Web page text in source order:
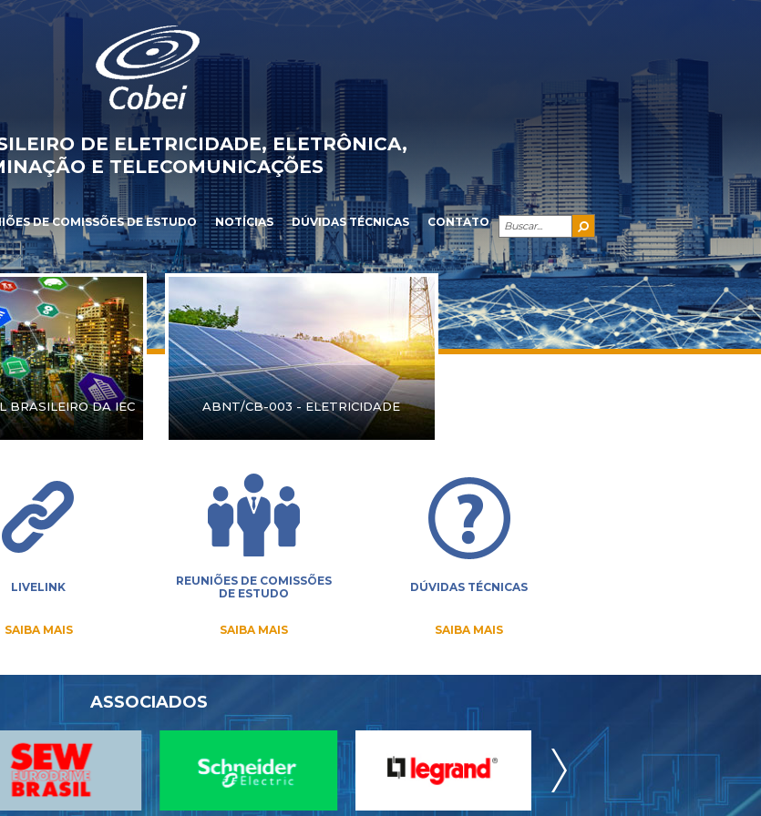
DE ELETRICIDADE, ELETRÔNICA,
E TELECOMUNICAÇÕES
DE COMISSÕES DE ESTUDO NOTÍCIAS DÚVIDAS TÉCNICAS CONTATO
BRASILEIRO DA IEC ABNT/CB-003 - ELETRICIDADE
LIVELINK
SAIBA MAIS
REUNIÕES DE COMISSÕES
DE ESTUDO
SAIBA MAIS
DÚVIDAS TÉCNICAS
SAIBA MAIS
ASSOCIADOS